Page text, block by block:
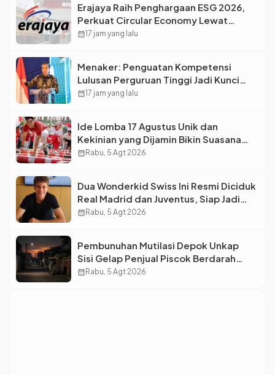
Erajaya Raih Penghargaan ESG 2026,
Perkuat Circular Economy Lewat
Pengelolaan Limbah Berkelanjutan
calendar_month17 jam yang lalu
Menaker: Penguatan Kompetensi
Lulusan Perguruan Tinggi Jadi Kunci
Menjawab Kebutuhan Dunia Kerja
calendar_month17 jam yang lalu
Ide Lomba 17 Agustus Unik dan
Kekinian yang Dijamin Bikin Suasana
Makin Pecah
calendar_month Rabu, 5 Agt 2026
Dua Wonderkid Swiss Ini Resmi Diciduk
Real Madrid dan Juventus, Siap Jadi
Bintang Baru Eropa
calendar_month Rabu, 5 Agt 2026
Pembunuhan Mutilasi Depok Unkap
Sisi Gelap Penjual Piscok Berdarah
Dingin
calendar_month Rabu, 5 Agt 2026